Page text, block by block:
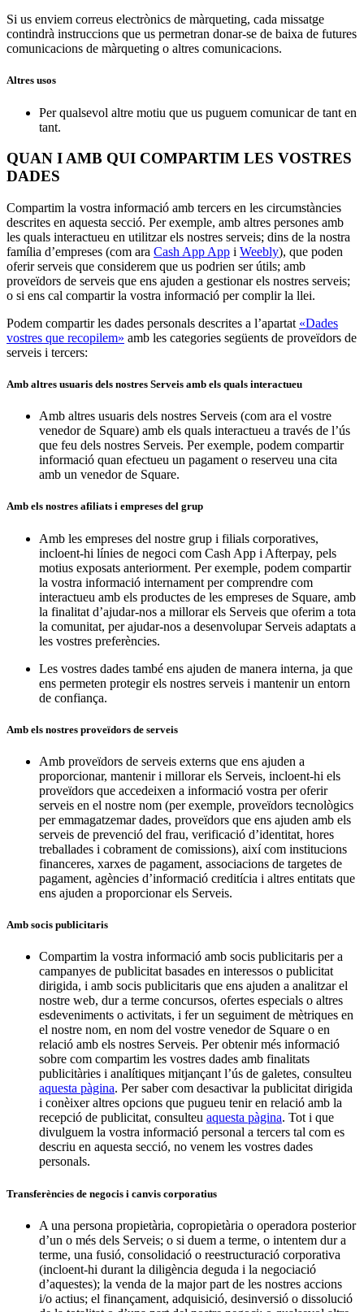
Si us enviem correus electrònics de màrqueting, cada missatge
contindrà instruccions que us permetran donar-se de baixa de futures
comunicacions de màrqueting o altres comunicacions.
Altres usos
Per qualsevol altre motiu que us puguem comunicar de tant en
tant.
QUAN I AMB QUI COMPARTIM LES VOSTRES
DADES
Compartim la vostra informació amb tercers en les circumstàncies
descrites en aquesta secció. Per exemple, amb altres persones amb
les quals interactueu en utilitzar els nostres serveis; dins de la nostra
família d’empreses (com ara Cash App App i Weebly), que poden
oferir serveis que considerem que us podrien ser útils; amb
proveïdors de serveis que ens ajuden a gestionar els nostres serveis;
o si ens cal compartir la vostra informació per complir la llei.
Podem compartir les dades personals descrites a l’apartat «Dades
vostres que recopilem» amb les categories següents de proveïdors de
serveis i tercers:
Amb altres usuaris dels nostres Serveis amb els quals interactueu
Amb altres usuaris dels nostres Serveis (com ara el vostre
venedor de Square) amb els quals interactueu a través de l’ús
que feu dels nostres Serveis. Per exemple, podem compartir
informació quan efectueu un pagament o reserveu una cita
amb un venedor de Square.
Amb els nostres afiliats i empreses del grup
Amb les empreses del nostre grup i filials corporatives,
incloent-hi línies de negoci com Cash App i Afterpay, pels
motius exposats anteriorment. Per exemple, podem compartir
la vostra informació internament per comprendre com
interactueu amb els productes de les empreses de Square, amb
la finalitat d’ajudar-nos a millorar els Serveis que oferim a tota
la comunitat, per ajudar-nos a desenvolupar Serveis adaptats a
les vostres preferències.
Les vostres dades també ens ajuden de manera interna, ja que
ens permeten protegir els nostres serveis i mantenir un entorn
de confiança.
Amb els nostres proveïdors de serveis
Amb proveïdors de serveis externs que ens ajuden a
proporcionar, mantenir i millorar els Serveis, incloent-hi els
proveïdors que accedeixen a informació vostra per oferir
serveis en el nostre nom (per exemple, proveïdors tecnològics
per emmagatzemar dades, proveïdors que ens ajuden amb els
serveis de prevenció del frau, verificació d’identitat, hores
treballades i cobrament de comissions), així com institucions
financeres, xarxes de pagament, associacions de targetes de
pagament, agències d’informació creditícia i altres entitats que
ens ajuden a proporcionar els Serveis.
Amb socis publicitaris
Compartim la vostra informació amb socis publicitaris per a
campanyes de publicitat basades en interessos o publicitat
dirigida, i amb socis publicitaris que ens ajuden a analitzar el
nostre web, dur a terme concursos, ofertes especials o altres
esdeveniments o activitats, i fer un seguiment de mètriques en
el nostre nom, en nom del vostre venedor de Square o en
relació amb els nostres Serveis. Per obtenir més informació
sobre com compartim les vostres dades amb finalitats
publicitàries i analítiques mitjançant l’ús de galetes, consulteu
aquesta pàgina. Per saber com desactivar la publicitat dirigida
i conèixer altres opcions que pugueu tenir en relació amb la
recepció de publicitat, consulteu aquesta pàgina. Tot i que
divulguem la vostra informació personal a tercers tal com es
descriu en aquesta secció, no venem les vostres dades
personals.
Transferències de negocis i canvis corporatius
A una persona propietària, copropietària o operadora posterior
d’un o més dels Serveis; o si duem a terme, o intentem dur a
terme, una fusió, consolidació o reestructuració corporativa
(incloent-hi durant la diligència deguda i la negociació
d’aquestes); la venda de la major part de les nostres accions
i/o actius; el finançament, adquisició, desinversió o dissolució